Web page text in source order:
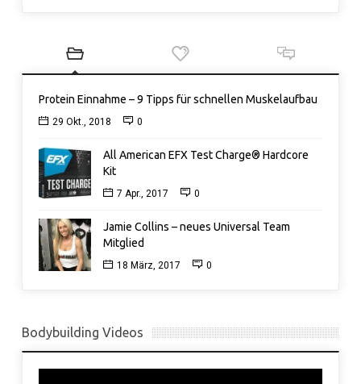
Protein Einnahme – 9 Tipps für schnellen Muskelaufbau
29 Okt., 2018 0
All American EFX Test Charge® Hardcore
Kit
7 Apr., 2017 0
Jamie Collins – neues Universal Team
Mitglied
18 März, 2017 0
Bodybuilding Videos